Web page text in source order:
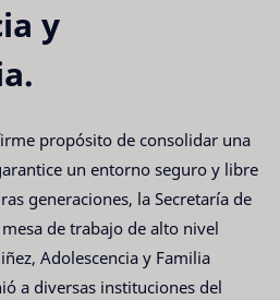
y
propósito de consolidar una
un entorno seguro y libre
generaciones, la Secretaría de
de trabajo de alto nivel
Adolescencia y Familia
a diversas instituciones del